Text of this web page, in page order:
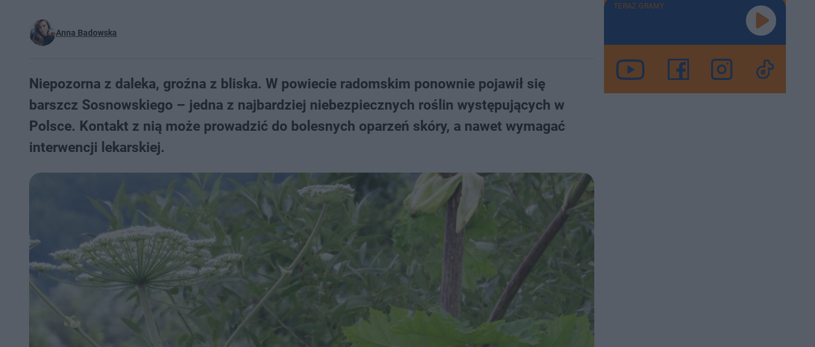
Anna Badowska
Niepozorna z daleka, groźna z bliska. W powiecie radomskim ponownie pojawił się
barszcz Sosnowskiego – jedna z najbardziej niebezpiecznych roślin występujących w
Polsce. Kontakt z nią może prowadzić do bolesnych oparzeń skóry, a nawet wymagać
interwencji lekarskiej.
TERAZ GRAMY